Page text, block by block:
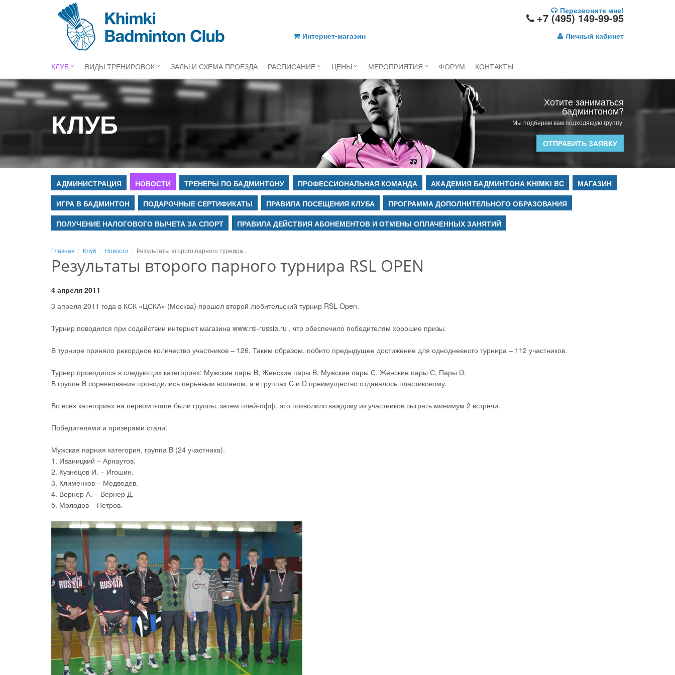
+7 (495) 149-99-95
Перезвоните мне!
Интернет-магазин Личный кабинет
КЛУБ ВИДЫ ТРЕНИРОВОК ЗАЛЫ И СХЕМА ПРОЕЗДА РАСПИСАНИЕ ЦЕНЫ МЕРОПРИЯТИЯ ФОРУМ КОНТАКТЫ
КЛУБ
Хотите заниматься
бадминтоном?
Мы подберем вам подходящую группу
ОТПРАВИТЬ ЗАЯВКУ
АДМИНИСТРАЦИЯ НОВОСТИ ТРЕНЕРЫ ПО БАДМИНТОНУ ПРОФЕССИОНАЛЬНАЯ КОМАНДА АКАДЕМИЯ БАДМИНТОНА KHIMKI BC
МАГАЗИН
ИГРА В БАДМИНТОН
ПОДАРОЧНЫЕ СЕРТИФИКАТЫ ПРАВИЛА ПОСЕЩЕНИЯ КЛУБА
ПРОГРАММА ДОПОЛНИТЕЛЬНОГО ОБРАЗОВАНИЯ
ПОЛУЧЕНИЕ НАЛОГОВОГО ВЫЧЕТА ЗА СПОРТ
ПРАВИЛА ДЕЙСТВИЯ АБОНЕМЕНТОВ И ОТМЕНЫ ОПЛАЧЕННЫХ ЗАНЯТИЙ
Главная Клуб Новости Результаты второго парного турнира...
Результаты второго парного турнира RSL OPEN
4 апреля 2011
3 апреля 2011 года в КСК «ЦСКА» (Москва) прошел второй любительский турнир RSL Open.
Турнир поводился при содействии интернет магазина www.rsl-russia.ru , что обеспечило победителям хорошие призы.
В турнире приняло рекордное количество участников – 126. Таким образом, побито предыдущее достижение для однодневного турнира – 112 участников.
Турнир проводился в следующих категориях: Мужские пары B, Женские пары B, Мужские пары С, Женские пары С, Пары D.
В группе B соревнования проводились перьевым воланом, а в группах C и D преимущество отдавалось пластиковому.
Во всех категориях на первом этапе были группы, затем плей-офф, это позволило каждому из участников сыграть минимум 2 встречи.
Победителями и призерами стали:
Мужская парная категория, группа B (24 участника).
1. Иваницкий – Арнаутов.
2. Кузнецов И. – Игошин.
3. Клименков – Медведев.
4. Вернер А. – Вернер Д.
5. Молодов – Петров.